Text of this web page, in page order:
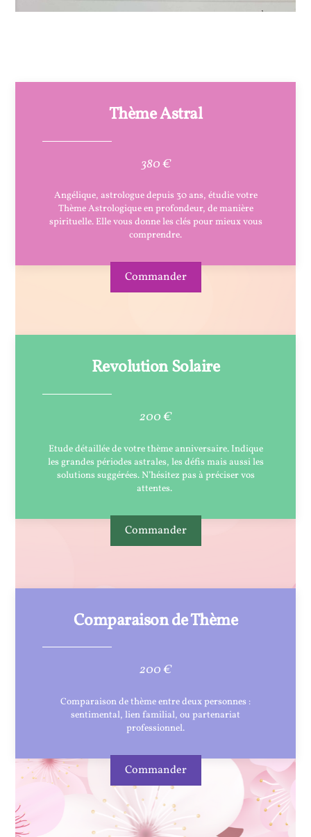
Thème Astral
380 €
Angélique, astrologue depuis 30 ans, étudie votre
Thème Astrologique en profondeur, de manière
spirituelle. Elle vous donne les clés pour mieux vous
comprendre.
Commander
Revolution Solaire
200 €
Etude détaillée de votre thème anniversaire. Indique
les grandes périodes astrales, les défis mais aussi les
solutions suggérées. N’hésitez pas à préciser vos
attentes.
Commander
Comparaison de Thème
200 €
Comparaison de thème entre deux personnes :
sentimental, lien familial, ou partenariat
professionnel.
Commander